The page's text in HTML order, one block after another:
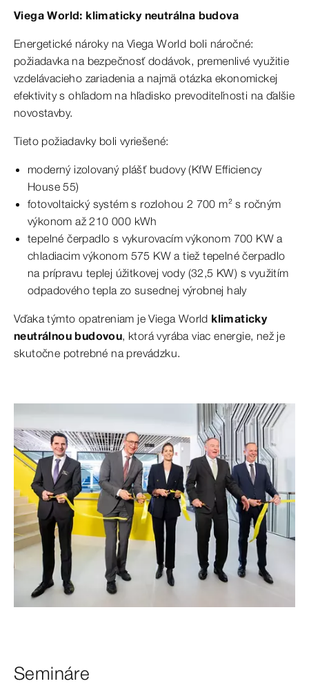
Viega World: klimaticky neutrálna budova
Energetické nároky na Viega World boli náročné:
požiadavka na bezpečnosť dodávok, premenlivé využitie
vzdelávacieho zariadenia a najmä otázka ekonomickej
efektivity s ohľadom na hľadisko prevoditeľnosti na ďalšie
novostavby.
Tieto požiadavky boli vyriešené:
moderný izolovaný plášť budovy (KfW Efficiency
House 55)
fotovoltaický systém s rozlohou 2 700 m² s ročným
výkonom až 210 000 kWh
tepelné čerpadlo s vykurovacím výkonom 700 KW a
chladiacim výkonom 575 KW a tiež tepelné čerpadlo
na prípravu teplej úžitkovej vody (32,5 KW) s využitím
odpadového tepla zo susednej výrobnej haly
Vďaka týmto opatreniam je Viega World klimaticky
neutrálnou budovou, ktorá vyrába viac energie, než je
skutočne potrebné na prevádzku.
Semináre